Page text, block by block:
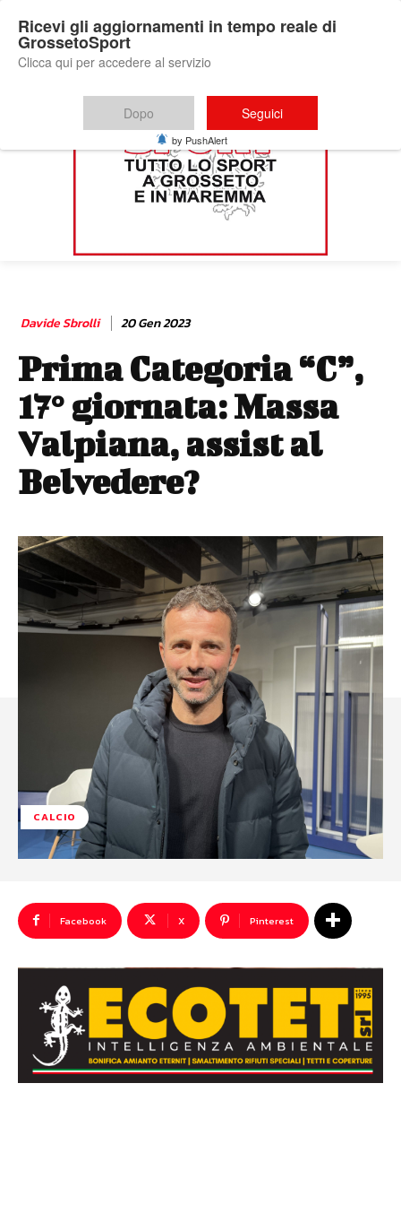
Davide Sbrolli 20 Gen 2023
Prima Categoria “C”,
17° giornata: Massa
Valpiana, assist al
Belvedere?
CALCIO
Facebook X Pinterest
Ricevi gli aggiornamenti in tempo reale di
GrossetoSport
Clicca qui per accedere al servizio
Dopo Seguici
by PushAlert